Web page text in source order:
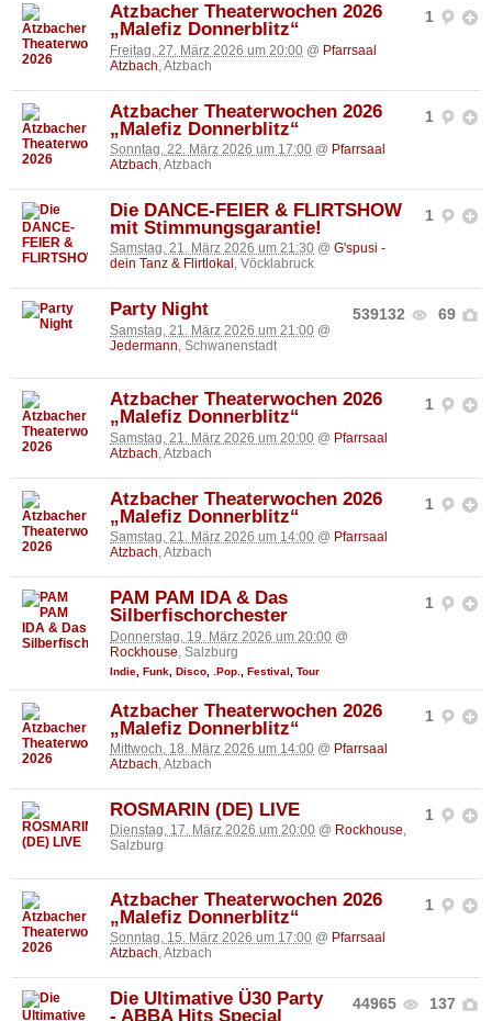
1
Atzbacher Theaterwochen 2026
„Malefiz Donnerblitz“
Freitag, 27. März 2026 um 20:00 @ Pfarrsaal
Atzbach , Atzbach
1
Atzbacher Theaterwochen 2026
„Malefiz Donnerblitz“
Sonntag, 22. März 2026 um 17:00 @ Pfarrsaal
Atzbach, Atzbach
1
Die DANCE-FEIER & FLIRTSHOW
mit Stimmungsgarantie!
Samstag, 21. März 2026 um 21:30 @ G'spusi -
dein Tanz & Flirtlokal , Vöcklabruck
539132 69
Party Night
Samstag, 21. März 2026 um 21:00 @
Jedermann , Schwanenstadt
1
Atzbacher Theaterwochen 2026
„Malefiz Donnerblitz“
Samstag, 21. März 2026 um 20:00 @ Pfarrsaal
Atzbach , Atzbach
1
Atzbacher Theaterwochen 2026
„Malefiz Donnerblitz“
Samstag, 21. März 2026 um 14:00 @ Pfarrsaal
Atzbach, Atzbach
1
PAM PAM IDA & Das
Silberfischorchester
Donnerstag, 19. März 2026 um 20:00 @
Rockhouse , Salzburg
Indie Funk Disco .Pop. Festival Tour
1
Atzbacher Theaterwochen 2026
„Malefiz Donnerblitz“
Mittwoch, 18. März 2026 um 14:00 @ Pfarrsaal
Atzbach, Atzbach
1
ROSMARIN (DE) LIVE
Dienstag, 17. März 2026 um 20:00 @ Rockhouse,
Salzburg
1
Atzbacher Theaterwochen 2026
„Malefiz Donnerblitz“
Sonntag, 15. März 2026 um 17:00 @ Pfarrsaal
Atzbach, Atzbach
44965 137
Die Ultimative Ü30 Party
- ABBA Hits Special